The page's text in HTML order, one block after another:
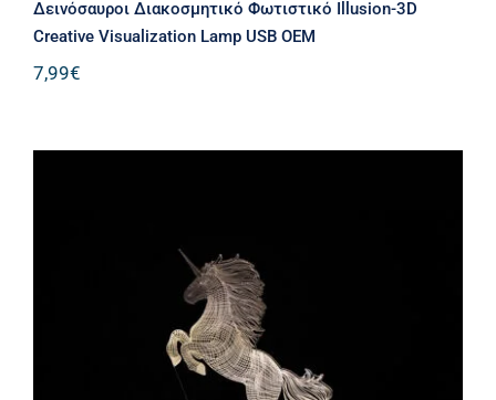
Δεινόσαυροι Διακοσμητικό Φωτιστικό Illusion-3D
Creative Visualization Lamp USB ΟΕΜ
7,99€
Μονόκερος Διακοσμητικό Φωτιστικό
Illusion-3D Creative Visualization
Lamp USB ΟΕΜ